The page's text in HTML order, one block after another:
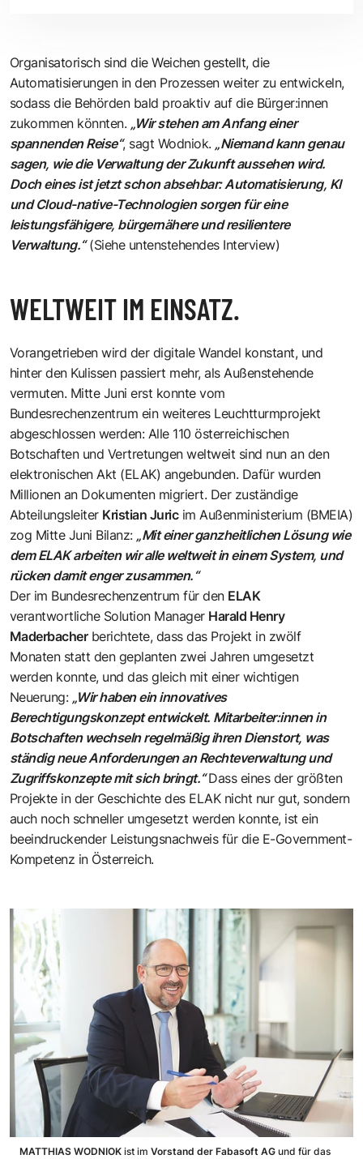
Organisatorisch sind die Weichen gestellt, die
Automatisierungen in den Prozessen weiter zu entwickeln,
sodass die Behörden bald proaktiv auf die Bürger:innen
zukommen könnten. „Wir stehen am Anfang einer
spannenden Reise“, sagt Wodniok. „Niemand kann genau
sagen, wie die Verwaltung der Zukunft aussehen wird.
Doch eines ist jetzt schon absehbar: Automatisierung, KI
und Cloud-native-Technologien sorgen für eine
leistungsfähigere, bürgernähere und resilientere
Verwaltung.“(Siehe untenstehendes Interview)
WELTWEIT IM EINSATZ.
Vorangetrieben wird der digitale Wandel konstant, und
hinter den Kulissen passiert mehr, als Außenstehende
vermuten. Mitte Juni erst konnte vom
Bundesrechenzentrum ein weiteres Leuchtturmprojekt
abgeschlossen werden: Alle 110 österreichischen
Botschaften und Vertretungen weltweit sind nun an den
elektronischen Akt (ELAK) angebunden. Dafür wurden
Millionen an Dokumenten migriert. Der zuständige
Abteilungsleiter Kristian Juricim Außenministerium (BMEIA)
zog Mitte Juni Bilanz: „Mit einer ganzheitlichen Lösung wie
dem ELAK arbeiten wir alle weltweit in einem System, und
rücken damit enger zusammen.“
Der im Bundesrechenzentrum für den ELAK
verantwortliche Solution Manager Harald Henry
Maderbacherberichtete, dass das Projekt in zwölf
Monaten statt den geplanten zwei Jahren umgesetzt
werden konnte, und das gleich mit einer wichtigen
Neuerung: „Wir haben ein innovatives
Berechtigungskonzept entwickelt. Mitarbeiter:innen in
Botschaften wechseln regelmäßig ihren Dienstort, was
ständig neue Anforderungen an Rechteverwaltung und
Zugriffskonzepte mit sich bringt.“Dass eines der größten
Projekte in der Geschichte des ELAK nicht nur gut, sondern
auch noch schneller umgesetzt werden konnte, ist ein
beeindruckender Leistungsnachweis für die E-Government-
Kompetenz in Österreich.
MATTHIAS WODNIOK ist im Vorstand der Fabasoft AG und für das